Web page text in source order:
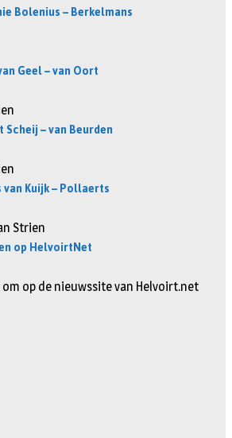
Bolenius – Berkelmans
Geel – van Oort
– van Beurden
Kuijk – Pollaerts
Strien
op HelvoirtNet
op de nieuwssite van Helvoirt.net